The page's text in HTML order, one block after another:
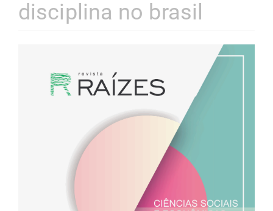
disciplina no brasil
lateral
artigos